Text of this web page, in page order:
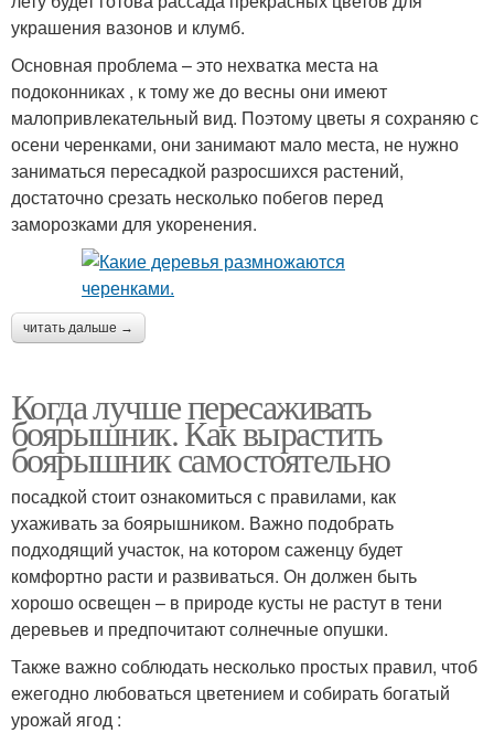
украшения вазонов и клумб.
Основная проблема – это нехватка места на
подоконниках , к тому же до весны они имеют
малопривлекательный вид. Поэтому цветы я сохраняю с
осени черенками, они занимают мало места, не нужно
заниматься пересадкой разросшихся растений,
достаточно срезать несколько побегов перед
заморозками для укоренения.
читать дальше →
Когда лучше пересаживать
боярышник. Как вырастить
боярышник самостоятельно
посадкой стоит ознакомиться с правилами, как
ухаживать за боярышником. Важно подобрать
подходящий участок, на котором саженцу будет
комфортно расти и развиваться. Он должен быть
хорошо освещен – в природе кусты не растут в тени
деревьев и предпочитают солнечные опушки.
Также важно соблюдать несколько простых правил, чтоб
ежегодно любоваться цветением и собирать богатый
урожай ягод :